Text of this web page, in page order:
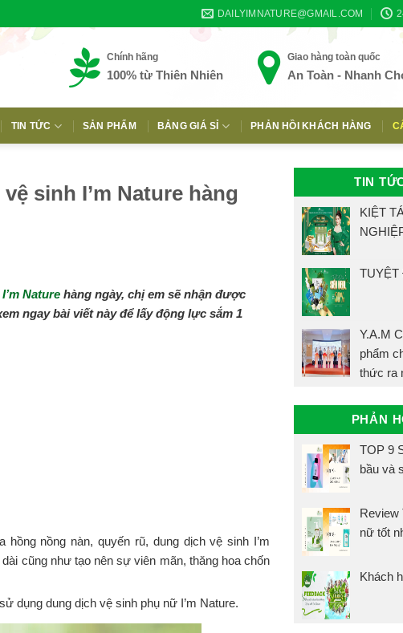
DAILYIMNATURE@GMAIL.COM
Chính hãng
100% từ Thiên Nhiên
Giao hàng toàn quốc
An Toàn - Nhanh
TIN TỨC SẢN PHẨM BẢNG GIÁ SỈ PHẢN HỒI KHÁCH HÀNG
sinh I’m Nature hàng
Nature hàng ngày, chị em sẽ nhận được
ngay bài viết này để lấy động lực sắm 1
nồng nàn, quyến rũ, dung dịch vệ sinh I’m
cũng như tạo nên sự viên mãn, thăng hoa chốn
dụng dung dịch vệ sinh phụ nữ I’m Nature.
TIN
KIỆT
TUYỆT
Y.A.M
phẩm
thức ra
PHẢN
TOP 9
bầu và
Review
nữ tốt
Khách